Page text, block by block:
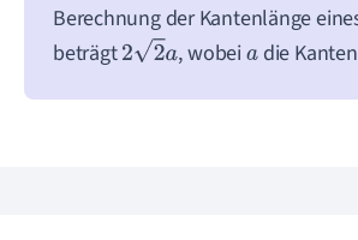
Berechnung der Kantenlänge
beträgt22a , wobeia die